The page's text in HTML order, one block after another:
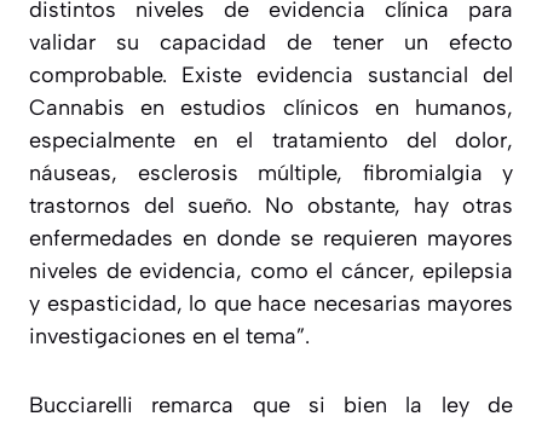
distintos niveles de evidencia clínica para
validar su capacidad de tener un efecto
comprobable. Existe evidencia sustancial del
Cannabis en estudios clínicos en humanos,
especialmente en el tratamiento del dolor,
náuseas, esclerosis múltiple, fibromialgia y
trastornos del sueño. No obstante, hay otras
enfermedades en donde se requieren mayores
niveles de evidencia, como el cáncer, epilepsia
y espasticidad, lo que hace necesarias mayores
investigaciones en el tema”.
Bucciarelli remarca que si bien la ley de